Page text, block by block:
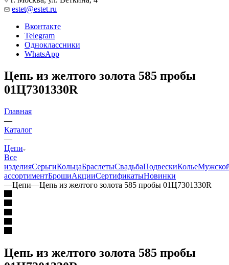
estet@estet.ru
Вконтакте
Telegram
Одноклассники
WhatsApp
Цепь из желтого золота 585 пробы
01Ц7301330R
Главная
—
Каталог
—
Цепи
Все
изделияСерьгиКольцаБраслетыСвадьбаПодвескиКолье
ассортиментБрошиАкцииСертификатыНовинки
—Цепи—Цепь из желтого золота 585 пробы 01Ц7301330R
Цепь из желтого золота 585 пробы